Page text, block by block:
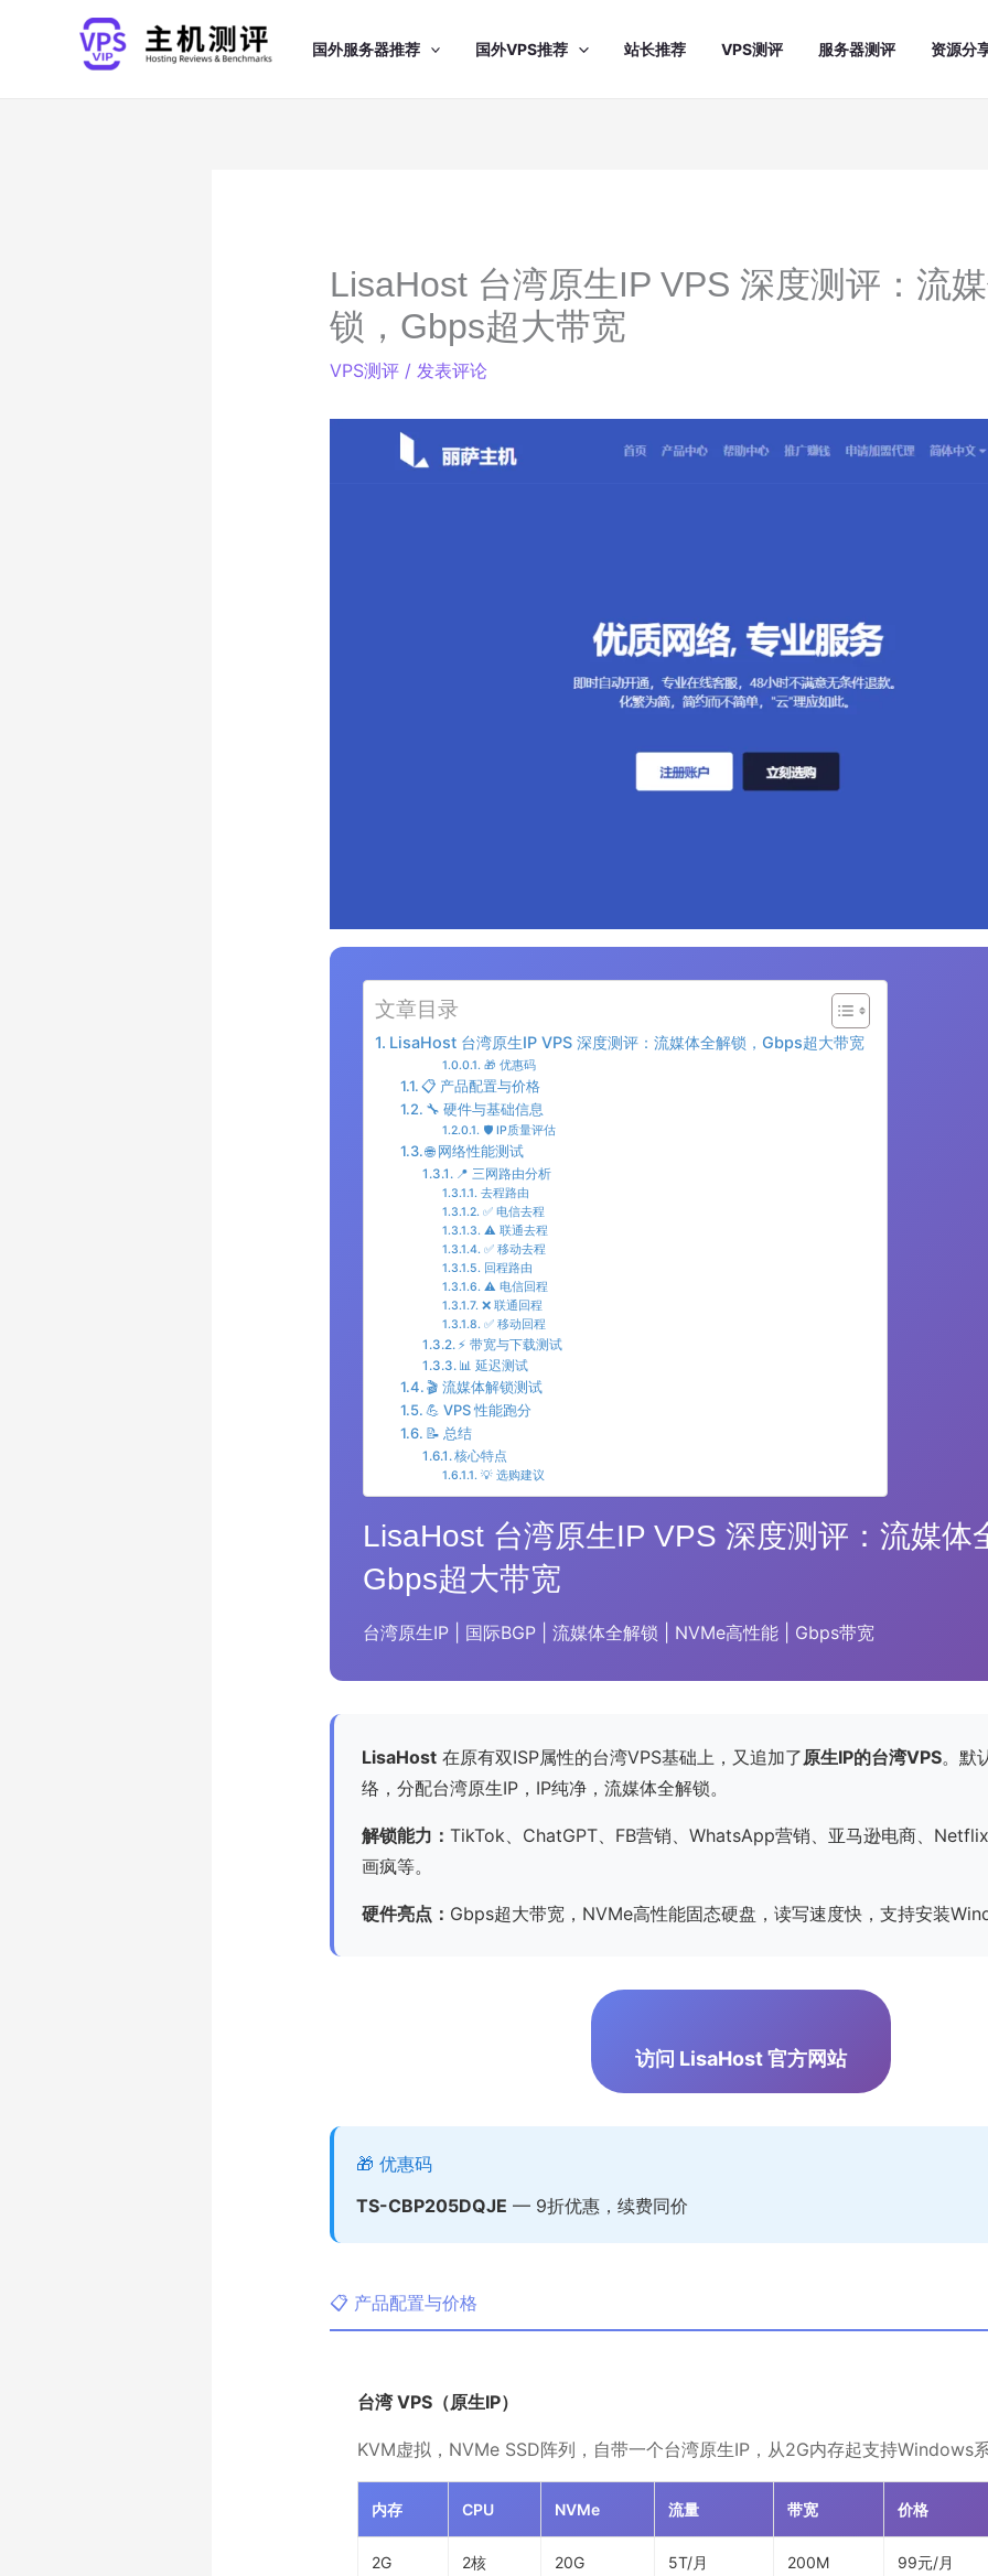
国外服务器推荐 国外VPS推荐 站长推荐 VPS测评 服务器测评 资源分
LisaHost 台湾原生IP VPS 深度测评：流
锁，Gbps超大带宽
VPS测评/ 发表评论
文章目录
LisaHost 台湾原生IP VPS 深度测评：流媒体全解锁，Gbps超大带宽
🎁 优惠码
📋 产品配置与价格
🔧 硬件与基础信息
🛡️ IP质量评估
🌐 网络性能测试
📍 三网路由分析
去程路由
✅ 电信去程
⚠️ 联通去程
✅ 移动去程
回程路由
⚠️ 电信回程
❌ 联通回程
✅ 移动回程
⚡ 带宽与下载测试
📊 延迟测试
🎬 流媒体解锁测试
💪 VPS 性能跑分
📝 总结
核心特点
💡 选购建议
LisaHost 台湾原生IP VPS 深度测评：流媒体
Gbps超大带宽
台湾原生IP | 国际BGP | 流媒体全解锁 | NVMe高性能 | Gbps带宽
LisaHost在原有双ISP属性的台湾VPS基础上，又追加了原生IP的台湾VPS。默
络，分配台湾原生IP，IP纯净，流媒体全解锁。
解锁能力： TikTok、ChatGPT、FB营销、WhatsApp营销、亚马逊电商、
画疯等。
硬件亮点： Gbps超大带宽，NVMe高性能固态硬盘，读写速度快，支持安装
访问 LisaHost 官方网站
🎁 优惠码
TS-CBP205DQJE — 9折优惠，续费同价
📋 产品配置与价格
台湾 VPS（原生IP）
KVM虚拟，NVMe SSD阵列，自带一个台湾原生IP，从2G内存起支持Windows
内存 CPU NVMe 流量 带宽 价格
2G 2核 20G 5T/月 200M 99元/月